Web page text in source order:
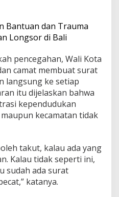
Bantuan dan Trauma
Longsor di Bali
pencegahan, Wali Kota
camat membuat surat
langsung ke setiap
itu dijelaskan bahwa
kependudukan
kecamatan tidak
takut, kalau ada yang
Kalau tidak seperti ini,
sudah ada surat
katanya.